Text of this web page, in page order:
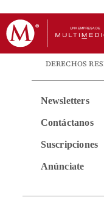
DERECHOS
Newsletters
Contáctanos
Suscripciones
Anúnciate